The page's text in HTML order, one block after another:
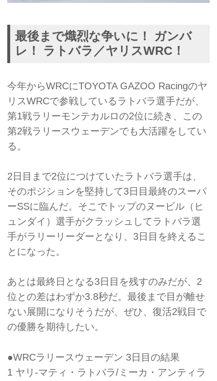
最後まで熾烈な争いに！ ガンバ
レ！ ラトバラ／ヤリスWRC！
今年からWRCにTOYOTA GAZOO Racingのヤ
リスWRCで参戦しているラトバラ選手だが、
第1戦ラリーモンテカルロの2位に続き、この
第2戦ラリースウェーデンでも大活躍をしてい
る。
2日目まで2位につけていたラトバラ選手は、
そのポジションを堅持して3日目最終のスーパ
ーSSに臨んだ。そこでトップのヌービル（ヒ
ュンダイ）選手がクラッシュしてラトバラ選
手がラリーリーダーとなり、3日目を終えるこ
とになった。
あとは最終日となる3日目を残すのみだが、2
位との差はわずか3.8秒だ。最後まで目が離せ
ない展開になりそうだが、ぜひ、復活2戦目で
の優勝を期待したい。
●WRCラリースウェーデン 3日目の結果
1 ヤリ-マティ・ラトバラ/ミーカ・アンティラ